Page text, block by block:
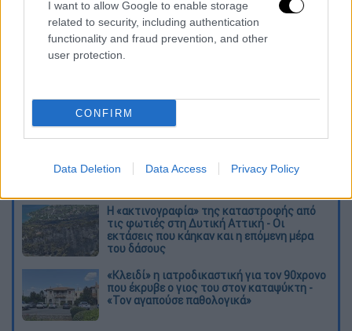
I want to allow Google to enable storage
related to security, including authentication
functionality and fraud prevention, and other
user protection.
CONFIRM
Data Deletion Data Access Privacy Policy
Διαβάστε ακόμη
Η «ακτινογραφία» της καταστροφής από
τις φωτιές στη Δυτική Αττική - Οι
εκτάσεις που κάηκαν και η επόμενη μέρα
του δάσους
«Κλειδί» η ιατροδικαστική για τον 90χρονο
που έκρυβε ο γιος του στον καταψύκτη -
«Τον αγαπούσε παθολογικά»